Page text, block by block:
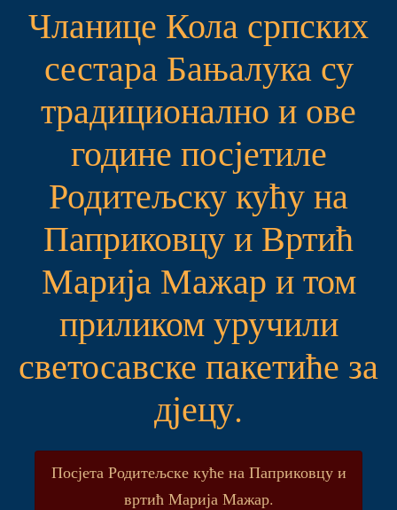
Чланице Кола српских
сестара Бањалука су
традиционално и ове
године посјетиле
Родитељску кућу на
Паприковцу и Вртић
Марија Мажар и том
приликом уручили
светосавске пакетиће за
дјецу.
Посјета Родитељске куће на Паприковцу и
вртић Марија Мажар.